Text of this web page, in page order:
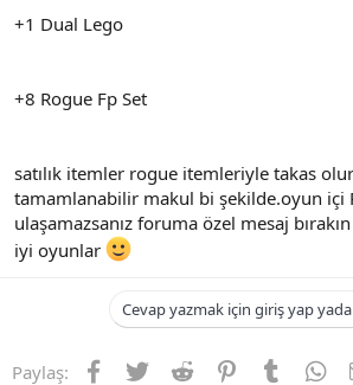
+1 Dual Lego
+8 Rogue Fp Set
satılık itemler rogue itemleriyle takas
tamamlanabilir makul bi şekilde.oyun içi
ulaşamazsanız foruma özel mesaj
iyi oyunlar
Cevap yazmak için giriş yap yada
Paylaş: Facebook
TwitterReddit PinterestTumblr